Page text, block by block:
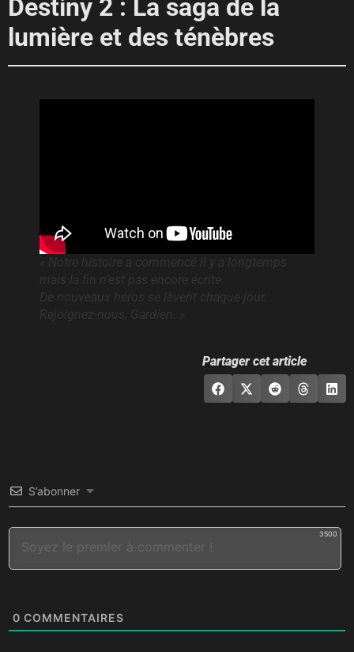
Destiny 2 : La saga de la
lumière et des ténèbres
Partager cet article
S’abonner
3500
0 COMMENTAIRES